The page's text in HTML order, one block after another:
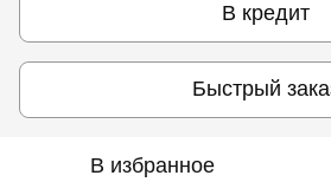
В кредит
Быстрый
В избранное